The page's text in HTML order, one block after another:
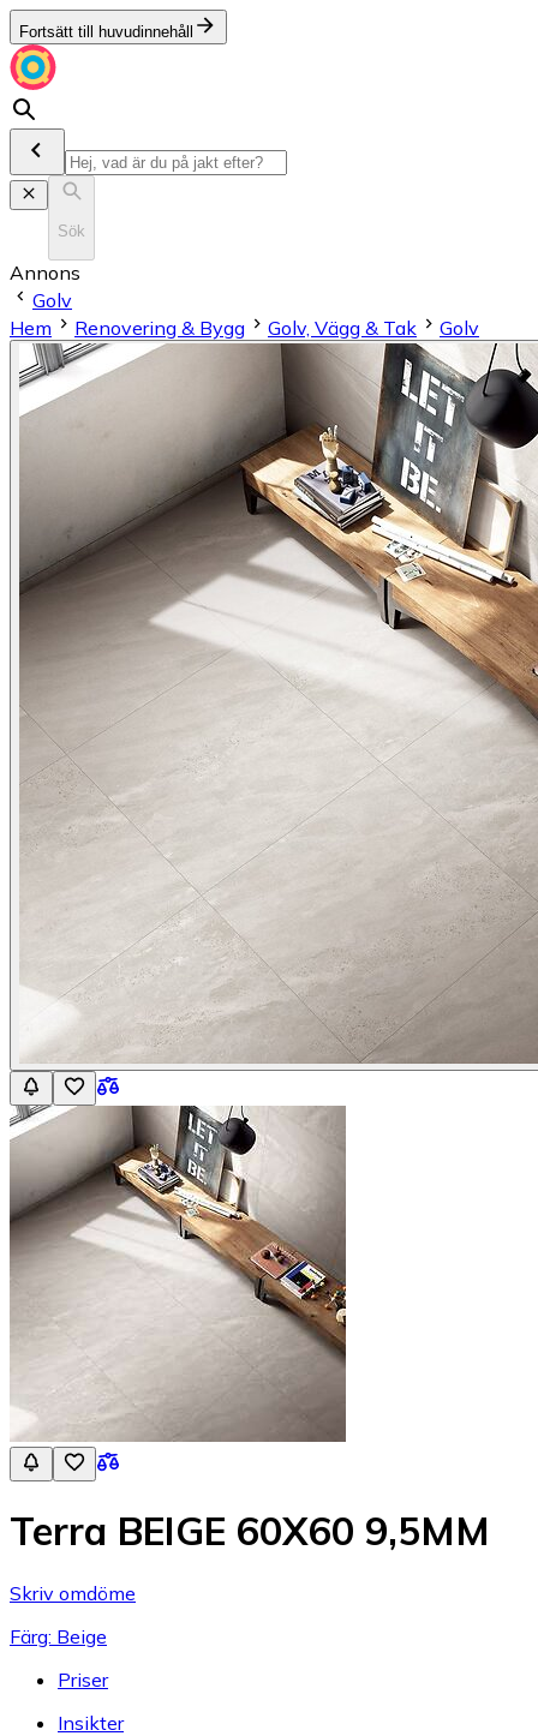
Fortsätt till huvudinnehåll
Sök
Annons
Golv
Hem
Renovering & Bygg Golv, Vägg & Tak Golv
Terra BEIGE 60X60 9,5MM
Skriv omdöme
Färg: Beige
Priser
Insikter